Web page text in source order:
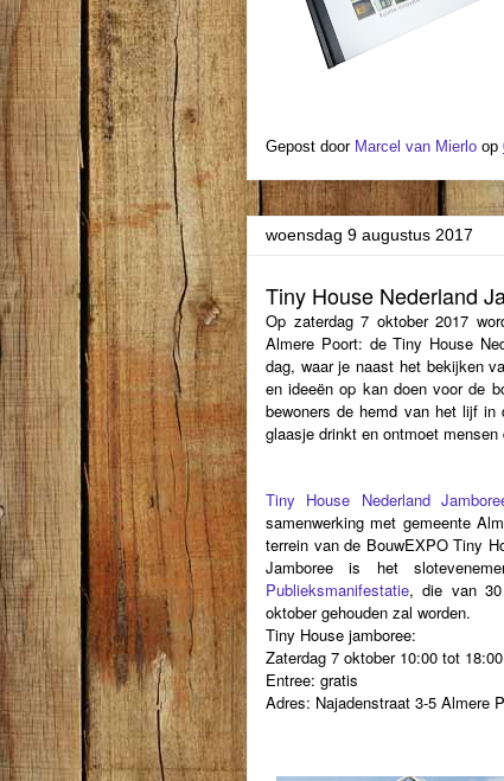
Gepost door Marcel van Mierlo op
woensdag 9 augustus 2017
Tiny House Nederland
Op zaterdag 7 oktober 2017
Almere Poort: de Tiny House
dag, waar je naast het bekijken
en ideeën op kan doen voor de
bewoners de hemd van het lijf
glaasje drinkt en ontmoet
Tiny House Nederland
samenwerking met gemeente
terrein van de BouwEXPO Tiny
Jamboree is het
Publieksmanifestatie, die van
oktober gehouden zal worden.
Tiny House jamboree:
Zaterdag 7 oktober 10:00 tot
Entree: gratis
Adres: Najadenstraat 3-5 Almere